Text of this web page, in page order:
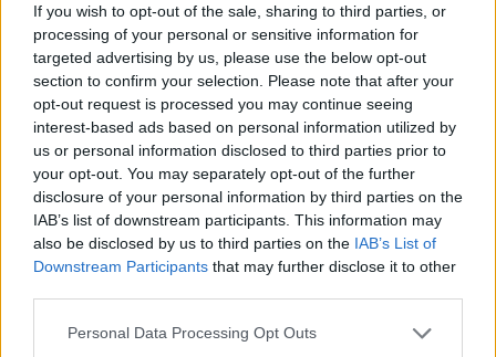
If you wish to opt-out of the sale, sharing to third parties, or
processing of your personal or sensitive information for
targeted advertising by us, please use the below opt-out
section to confirm your selection. Please note that after your
opt-out request is processed you may continue seeing
interest-based ads based on personal information utilized by
us or personal information disclosed to third parties prior to
your opt-out. You may separately opt-out of the further
disclosure of your personal information by third parties on the
IAB’s list of downstream participants. This information may
also be disclosed by us to third parties on the IAB’s List of
Downstream Participants that may further disclose it to other
Please note that this website/app uses one or more Google
Personal Data Processing Opt Outs